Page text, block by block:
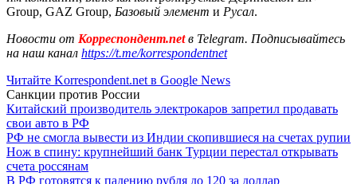
Group, GAZ Group, Базовый элемент и Русал.
Новости от Корреспондент.netв Telegram. Подписывайтесь
на наш канал https://t.me/korrespondentnet
Читайте Korrespondent.net в Google News
Санкции против России
Китайский производитель электрокаров запретил продавать
свои авто в РФ
РФ не смогла вывести из Индии скопившиеся на счетах рупии
Нож в спину: крупнейший банк Турции перестал открывать
счета россянам
В РФ готовятся к падению рубля до 120 за доллар